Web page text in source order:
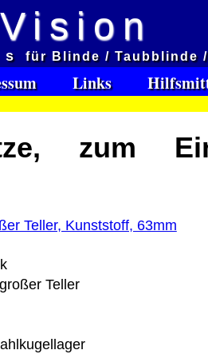
für Blinde / Taubblinde
Links
zum
Teller
0.00 €
0.00 €
PayPal: 0.00 €
erhalten Sie per Email z.B.
Rechnung / Lieferschein. Sie